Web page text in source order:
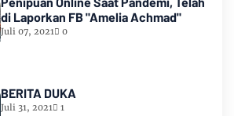
di Laporkan FB "Amelia Achmad"
Juli 07, 2021 0
BERITA DUKA
Juli 31, 2021 1